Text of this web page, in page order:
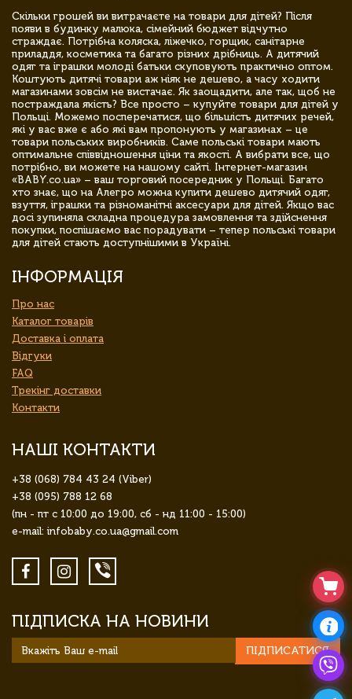
Скільки грошей ви витрачаєте на товари для дітей? Після
появи в будинку малюка, сімейний бюджет відчутно
страждає. Потрібна коляска, ліжечко, горщик, санітарне
приладдя, косметика та багато різних дрібниць. А дитячий
одяг та іграшки молоді батьки скуповують практично оптом.
Коштують дитячі товари аж ніяк не дешево, а часу ходити
магазинами зовсім не вистачає. Як заощадити, але так, щоб не
постраждала якість? Все просто – купуйте товари для дітей у
Польщі. Можемо посперечатися, що більшість дитячих речей,
які у вас вже є або які вам пропонують у магазинах – це
товари польських виробників. Саме польські товари мають
оптимальне співвідношення ціни та якості. А вибрати все, що
потрібно, ви можете на нашому сайті. Інтернет-магазин
«BABY.co.ua» – ваш торговий посередник у Польщі. Багато
хто знає, що на Алегро можна купити дешево дитячий одяг,
взуття, іграшки та різноманітні аксесуари для дітей. Якщо вас
досі зупиняла складна процедура замовлення та здійснення
покупки, поспішаємо вас порадувати – тепер польські товари
для дітей стають доступнішими в Україні.
ІНФОРМАЦІЯ
Про нас
Каталог товарів
Доставка і оплата
Відгуки
FAQ
Трекінг доставки
Контакти
НАШІ КОНТАКТИ
+38 (068) 784 43 24 (Viber)
+38 (095) 788 12 68
(пн - пт с 10:00 до 19:00, сб - нд 11:00 - 15:00)
e-mail: infobaby.co.ua@gmail.com
ПІДПИСКА НА НОВИНИ
ПІДПИСАТИСЯ